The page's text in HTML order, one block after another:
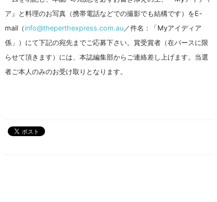
ア』と料理のお写真（携帯電話などでの撮影でも結構です）をE-
mail（info@theperthexpress.com.au／件名：「Myアイディア
係」）にて下記の宛先までご応募下さい。賞受賞者（在パースに限
らせて頂きます）には、本誌編集部からご連絡差し上げます。当選
者ご本人のみのお受け取りとなります。